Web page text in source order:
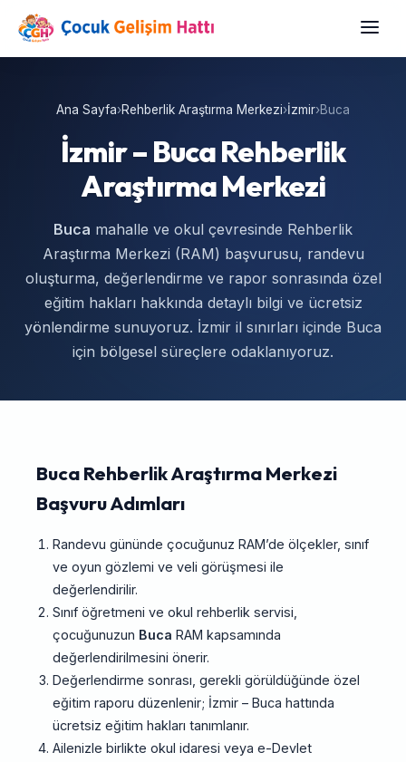
Ana Sayfa›Rehberlik Araştırma Merkezi›İzmir›Buca
İzmir – Buca Rehberlik
Araştırma Merkezi
Buca mahalle ve okul çevresinde Rehberlik
Araştırma Merkezi (RAM) başvurusu, randevu
oluşturma, değerlendirme ve rapor sonrasında özel
eğitim hakları hakkında detaylı bilgi ve ücretsiz
yönlendirme sunuyoruz. İzmir il sınırları içinde Buca
için bölgesel süreçlere odaklanıyoruz.
Buca Rehberlik Araştırma Merkezi
Başvuru Adımları
Randevu gününde çocuğunuz RAM’de ölçekler, sınıf
ve oyun gözlemi ve veli görüşmesi ile
değerlendirilir.
Sınıf öğretmeni ve okul rehberlik servisi,
çocuğunuzun Buca RAM kapsamında
değerlendirilmesini önerir.
Değerlendirme sonrası, gerekli görüldüğünde özel
eğitim raporu düzenlenir; İzmir – Buca hattında
ücretsiz eğitim hakları tanımlanır.
Ailenizle birlikte okul idaresi veya e-Devlet